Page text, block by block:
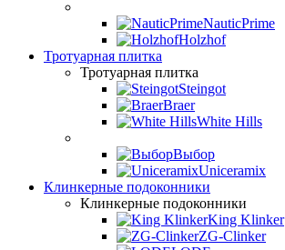
NauticPrime
Holzhof
Тротуарная плитка
Тротуарная плитка
Steingot
Braer
White Hills
Выбор
Uniceramix
Клинкерные подоконники
Клинкерные подоконники
King Klinker
ZG-Clinker